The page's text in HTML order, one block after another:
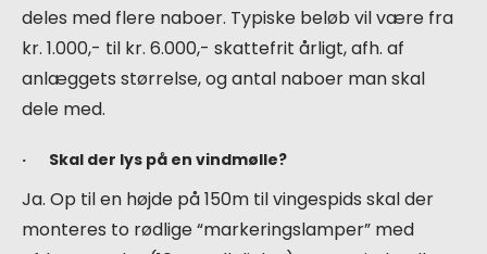
deles med flere naboer. Typiske beløb vil være fra
kr. 1.000,- til kr. 6.000,- skattefrit årligt, afh. af
anlæggets størrelse, og antal naboer man skal
dele med.
· Skal der lys på en vindmølle?
Ja. Op til en højde på 150m til vingespids skal der
monteres to rødlige “markeringslamper” med